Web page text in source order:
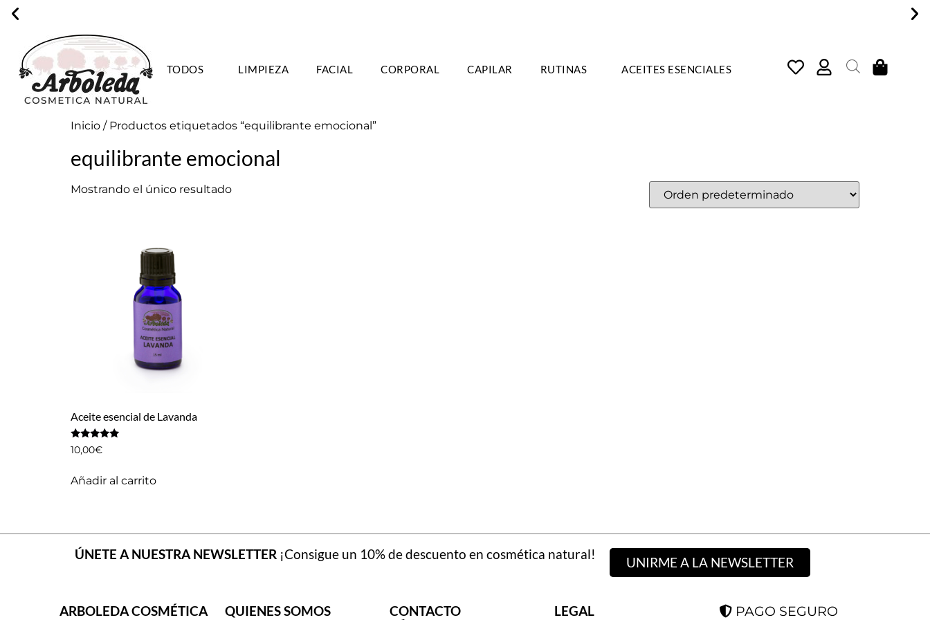
ENVÍO GRATIS A PARTIR DE 39€ EN PENÍNSULA - 2/3
COSMÉTICA NATURAL,
TODOS LIMPIEZA FACIAL CORPORAL CAPILAR RUTINAS ACEITES ESENCIALES
Inicio / Productos etiquetados “equilibrante emocional”
equilibrante emocional
Mostrando el único resultado
Aceite esencial de Lavanda
Valorado
con
de 5
10,00€
Añadir al carrito
ÚNETE A NUESTRA NEWSLETTER¡Consigue un 10% de descuento en cosmética natural!
UNIRME A LA NEWSLETTER
ARBOLEDA COSMÉTICA QUIENES SOMOS CONTACTO LEGAL PAGO SEGURO